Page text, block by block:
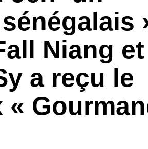
Niang
a reçu le